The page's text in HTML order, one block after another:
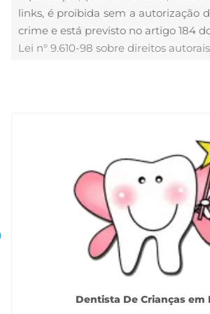
links, é proibida sem a autorização
crime e está previsto no artigo 184
Lei n° 9.610-98 sobre direitos autorais
Dentista De Crianças em